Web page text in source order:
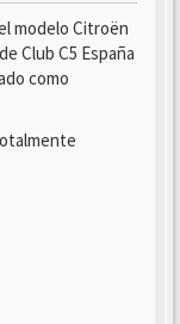
modelo Citroën
Club C5 España
como